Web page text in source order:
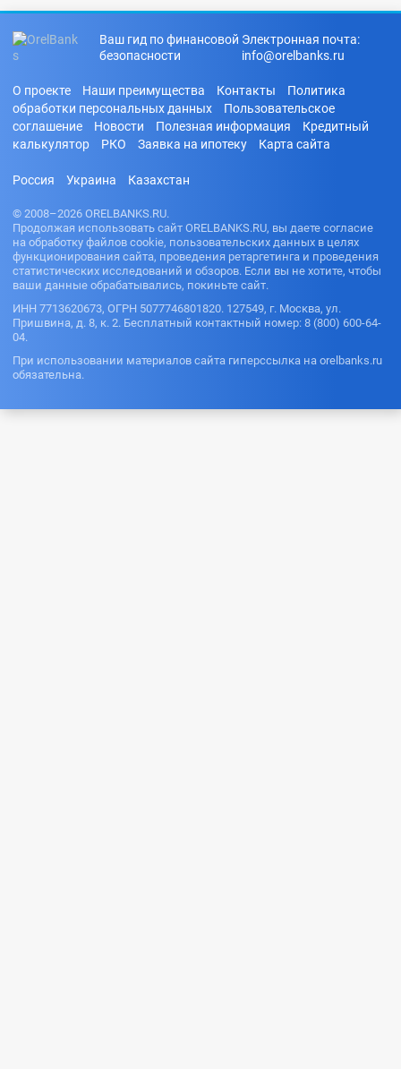
Ваш гид по финансовой
безопасности
Электронная почта:
info@orelbanks.ru
О проекте Наши преимущества Контакты
Политика
обработки персональных данных
Пользовательское
соглашение
Новости Полезная информация
Кредитный
калькулятор
РКО Заявка на ипотеку Карта сайта
Россия Украина Казахстан
© 2008–2026 ORELBANKS.RU.
Продолжая использовать сайт ORELBANKS.RU, вы даете согласие
на обработку файлов cookie, пользовательских данных в целях
функционирования сайта, проведения ретаргетинга и проведения
статистических исследований и обзоров. Если вы не хотите, чтобы
ваши данные обрабатывались, покиньте сайт.
ИНН 7713620673, ОГРН 5077746801820. 127549, г. Москва, ул.
Пришвина, д. 8, к. 2. Бесплатный контактный номер: 8 (800) 600-64-
04.
При использовании материалов сайта гиперссылка на orelbanks.ru
обязательна.